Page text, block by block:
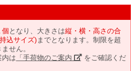
個となり、大きさは縦・横・高さの合
込サイズ) までとなります。制限を超
せん。
は 「手荷物のご案内」 をご確認くだ